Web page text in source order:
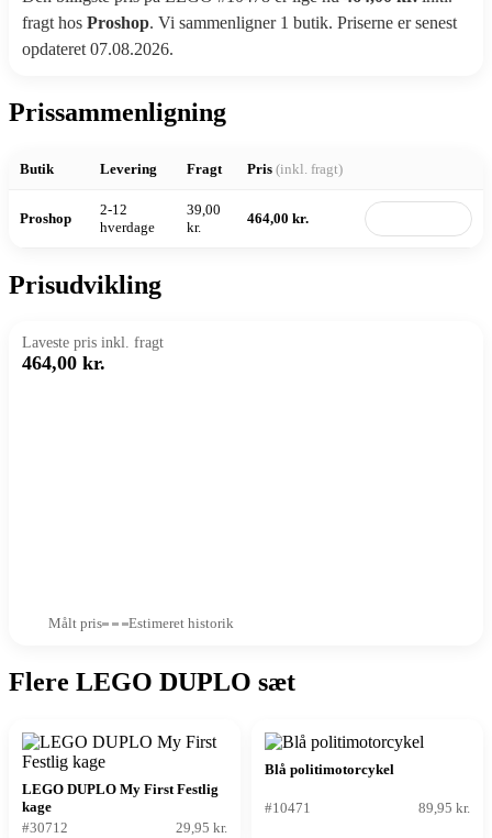
fragt hos Proshop. Vi sammenligner 1 butik. Priserne er senest
opdateret 07.08.2026.
Prissammenligning
Butik Levering Fragt Pris (inkl. fragt)
Proshop
2-12
hverdage
39,00
kr.
464,00 kr.
Prisudvikling
Laveste pris inkl. fragt
464,00 kr.
Målt pris Estimeret historik
Flere LEGO DUPLO sæt
LEGO DUPLO My First Festlig
kage
#30712
29,95 kr.
Blå politimotorcykel
#10471 89,95 kr.